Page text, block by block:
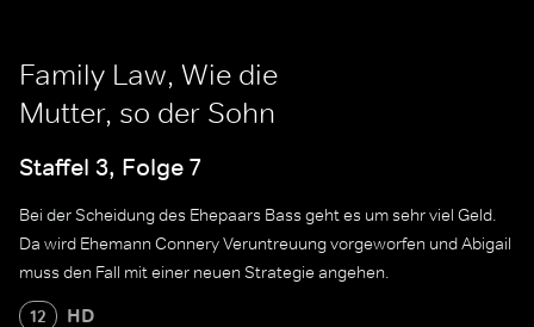
Family Law, Wie die
Mutter, so der Sohn
Staffel 3, Folge 7
Bei der Scheidung des Ehepaars Bass geht es um sehr viel Geld.
Da wird Ehemann Connery Veruntreuung vorgeworfen und Abigail
muss den Fall mit einer neuen Strategie angehen.
12 HD